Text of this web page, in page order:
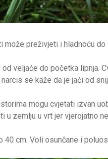
može preživjeti i hladnoću do
veljače do početka lipnja.
se kaže da je jači od
mogu cvjetati izvan
u zemlju u vrt jer vjerojatno
cm. Voli osunčane i